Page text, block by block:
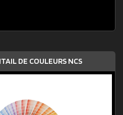
DE COULEURS NCS